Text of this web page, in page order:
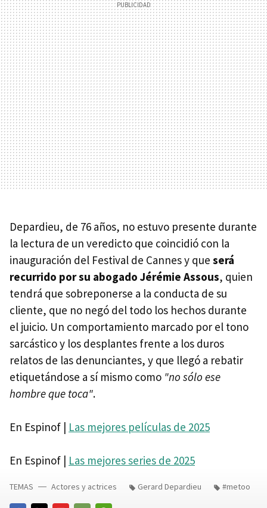
Depardieu, de 76 años, no estuvo presente durante
la lectura de un veredicto que coincidió con la
inauguración del Festival de Cannes y que será
recurrido por su abogado Jérémie Assous, quien
tendrá que sobreponerse a la conducta de su
cliente, que no negó del todo los hechos durante
el juicio. Un comportamiento marcado por el tono
sarcástico y los desplantes frente a los duros
relatos de las denunciantes, y que llegó a rebatir
etiquetándose a sí mismo como "no sólo ese
hombre que toca".
En Espinof | Las mejores películas de 2025
En Espinof | Las mejores series de 2025
TEMAS Actores y actrices Gerard Depardieu #metoo